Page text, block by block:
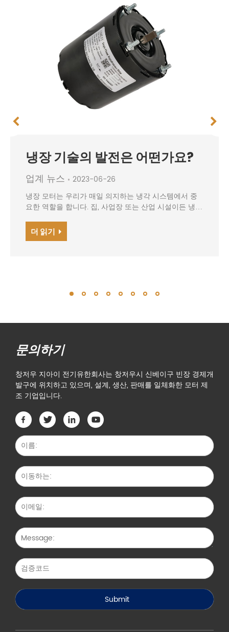
냉장 기술의 발전은 어떤가요?
업계 뉴스
2023-06-26
냉장 모터는 우리가 매일 의지하는 냉각 시스템에서 중
요한 역할을 합니다. 집, 사업장 또는 산업 시설이든 냉장
더 읽기
문의하기
창저우 지아이 전기유한회사는 창저우시 신베이구 빈장 경제개
발구에 위치하고 있으며, 설계, 생산, 판매를 일체화한 모터 제
조 기업입니다.